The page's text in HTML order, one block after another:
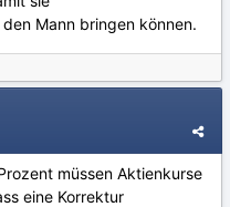
Mann bringen können.
müssen Aktienkurse
eine Korrektur